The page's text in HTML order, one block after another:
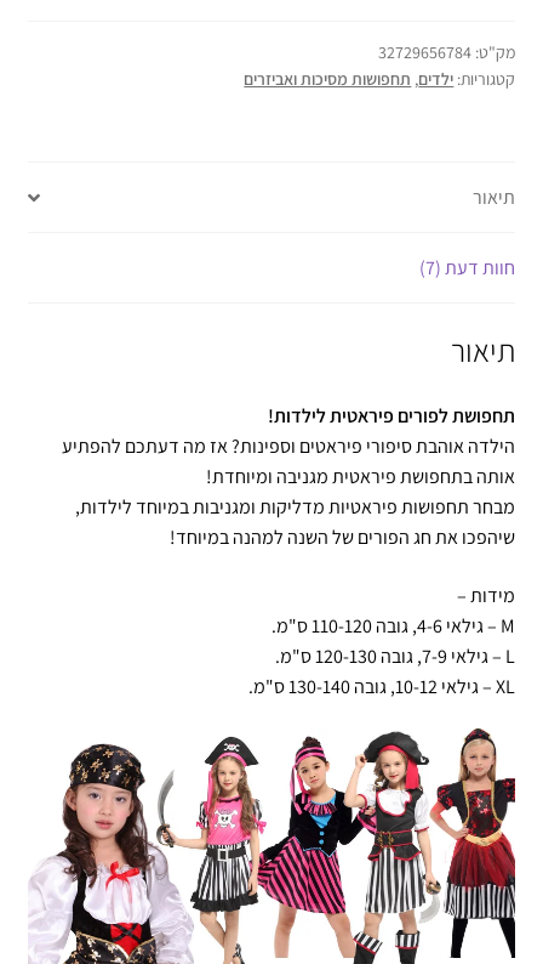
מק"ט: 32729656784
קטגוריות: ילדים, תחפושות מסיכות ואביזרים
תיאור
חוות דעת (7)
תיאור
תחפושת לפורים פיראטית לילדות!
הילדה אוהבת סיפורי פיראטים וספינות? אז מה דעתכם להפתיע
אותה בתחפושת פיראטית מגניבה ומיוחדת!
מבחר תחפושות פיראטיות מדליקות ומגניבות במיוחד לילדות,
שיהפכו את חג הפורים של השנה למהנה במיוחד!
מידות –
M – גילאי 4-6, גובה 110-120 ס"מ.
L – גילאי 7-9, גובה 120-130 ס"מ.
XL – גילאי 10-12, גובה 130-140 ס"מ.